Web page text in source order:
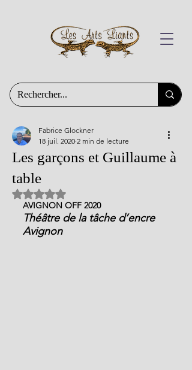
Les garçons et Guillaume à
table
Fabrice Glockner
18 juil. 2020 2 min de lecture
Noté NaN étoiles sur 5.
AVIGNON OFF 2020
Théâtre de la tâche d’encre
Avignon